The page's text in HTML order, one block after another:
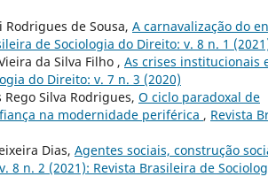
Rodrigues de Sousa, A carnavalização do
de Sociologia do Direito: v. 8 n. 1
da Silva Filho , As crises institucionais
do Direito: v. 7 n. 3 (2020)
Silva Rodrigues, O ciclo paradoxal de
na modernidade periférica , Revista
Dias, Agentes sociais, construção
8 n. 2 (2021): Revista Brasileira de